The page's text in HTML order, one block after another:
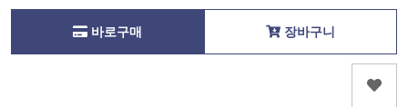
바로구매 장바구니